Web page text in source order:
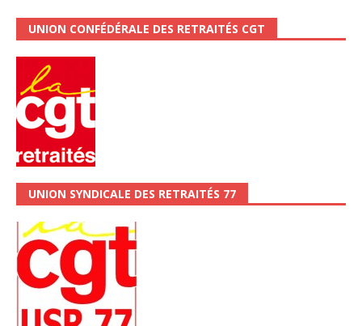
UNION CONFÉDÉRALE DES RETRAITÉS CGT
UNION SYNDICALE DES RETRAITÉS 77